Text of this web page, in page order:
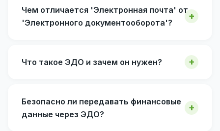
Чем отличается 'Электронная почта' от
'Электронного документооборота'?
Что такое ЭДО и зачем он нужен?
Безопасно ли передавать финансовые
данные через ЭДО?